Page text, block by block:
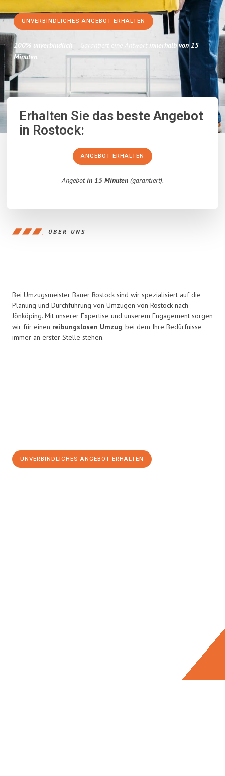
UNVERBINDLICHES ANGEBOT ERHALTEN
100% unverbindlich – Garantiert eine Antwort innerhalb von 15
Minuten.
Erhalten Sie dasbeste Angebot
in Rostock:
ANGEBOT ERHALTEN
Angebotin 15 Minuten(garantiert).
ÜBER UNS
Bei Umzugsmeister Bauer Rostock sind wir spezialisiert auf die
Planung und Durchführung von Umzügen von Rostock nach
Jönköping. Mit unserer Expertise und unserem Engagement sorgen
wir für einen reibungslosen Umzug, bei dem Ihre Bedürfnisse
immer an erster Stelle stehen.
UNVERBINDLICHES ANGEBOT ERHALTEN